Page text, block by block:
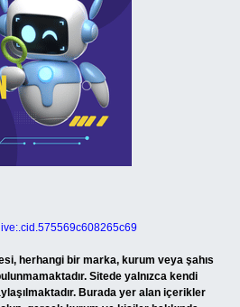
herhangi bir marka, kurum veya şahıs
Sitede yalnızca kendi
Burada yer alan içerikler